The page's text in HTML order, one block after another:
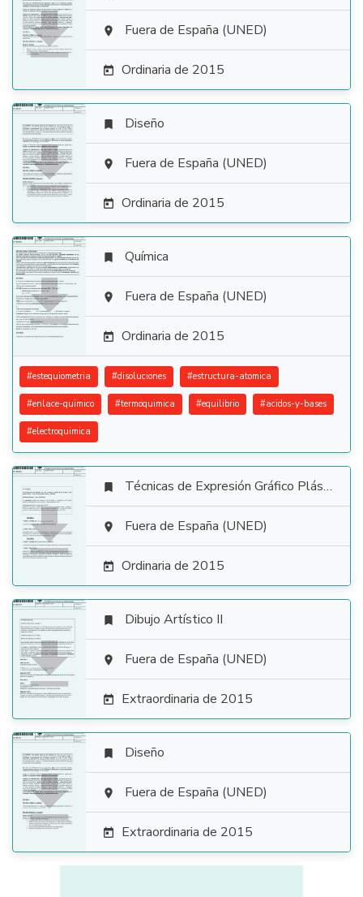
  Fuera de España (UNED)
 Ordinaria de 2015

 Diseño
 Fuera de España (UNED)
 Ordinaria de 2015

 Química
 Fuera de España (UNED)
 Ordinaria de 2015
#estequiometria #disoluciones #estructura-atomica
#enlace-quimico #termoquimica #equilibrio #acidos-y-bases
#electroquimica

 Técnicas de Expresión Gráfico Plástica
 Fuera de España (UNED)
 Ordinaria de 2015

 Dibujo Artístico II
 Fuera de España (UNED)
 Extraordinaria de 2015

 Diseño
 Fuera de España (UNED)
 Extraordinaria de 2015